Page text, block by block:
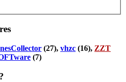
(27), vhzc (16), ZZT
(7)